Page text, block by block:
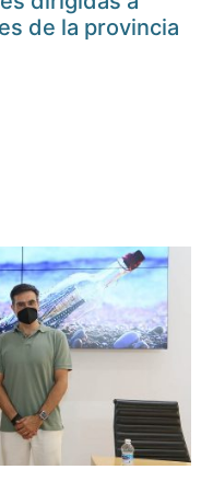
de la provincia